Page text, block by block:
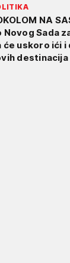
NA
Novog Sada
će uskoro ići
destinacija